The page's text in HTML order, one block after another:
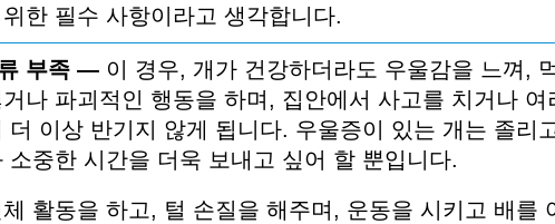
위한 필수 사항이라고 생각합니다.
부족 — 이 경우, 개가 건강하더라도 우울감을 느껴 ,
나 파괴적인 행동을 하며 , 집안에서 사고를 치거나 여
더 이상 반기지 않게 됩니다. 우울증이 있는 개는 졸리
소중한 시간을 더욱 보내고 싶어 할 뿐입니다.
활동을 하고, 털 손질을 해주며 , 운동을 시키고 배를